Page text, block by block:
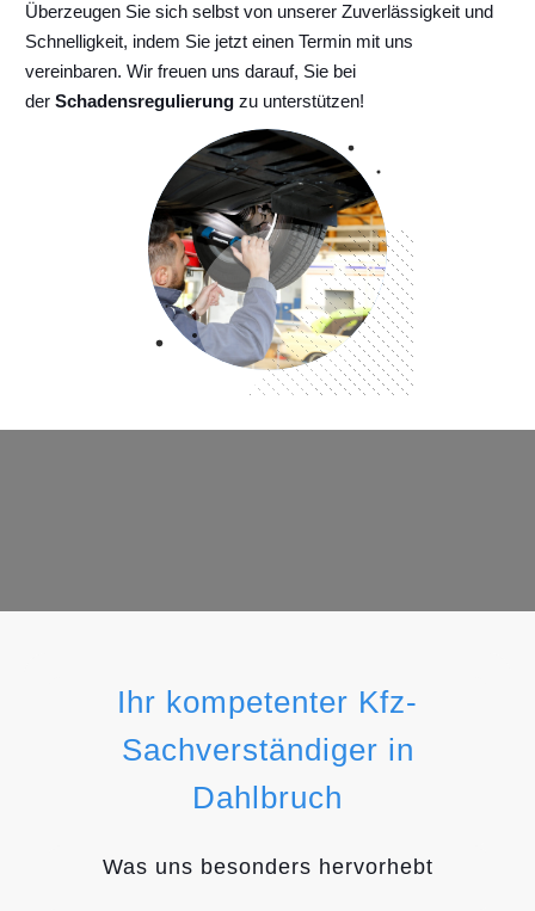
Überzeugen Sie sich selbst von unserer Zuverlässigkeit und
Schnelligkeit, indem Sie jetzt einen Termin mit uns
vereinbaren. Wir freuen uns darauf, Sie bei
der Schadensregulierung zu unterstützen!
Ihr kompetenter Kfz-
Sachverständiger in
Dahlbruch
Was uns besonders hervorhebt